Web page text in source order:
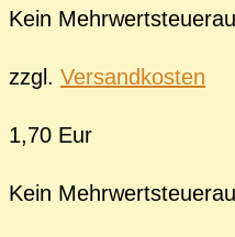
Kein
zzgl. Versandkosten
1,70 Eur
Kein